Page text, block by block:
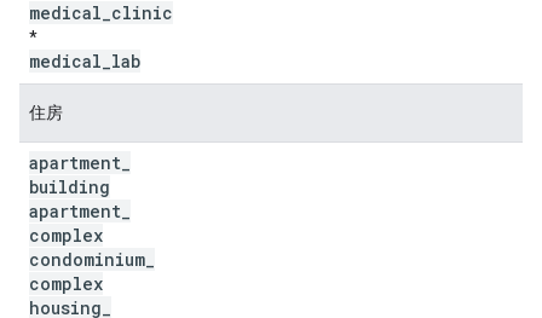
medical clinic
*
medical lab
住房
apartment
building
apartment
complex
condominium
complex
housing